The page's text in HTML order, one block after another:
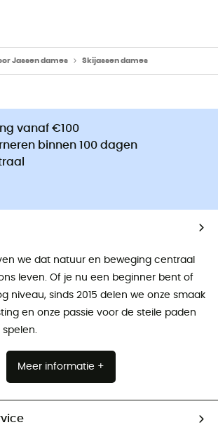
Jassen dames Skijassen dames
vanaf €100
binnen 100 dagen
we dat natuur en beweging centraal
leven. Of je nu een beginner bent of
niveau, sinds 2015 delen we onze smaak
en onze passie voor de steile paden
Meer informatie +